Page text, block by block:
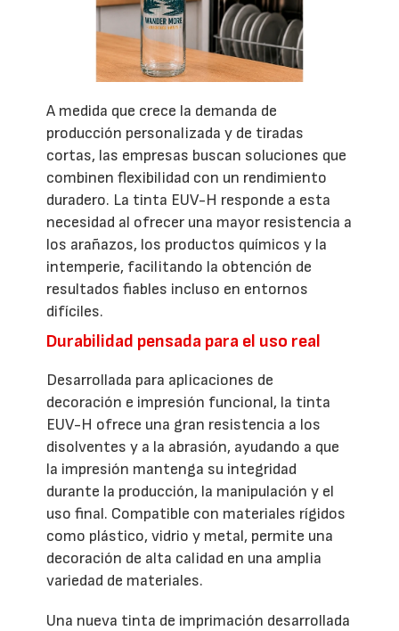
A medida que crece la demanda de
producción personalizada y de tiradas
cortas, las empresas buscan soluciones que
combinen flexibilidad con un rendimiento
duradero. La tinta EUV-H responde a esta
necesidad al ofrecer una mayor resistencia a
los arañazos, los productos químicos y la
intemperie, facilitando la obtención de
resultados fiables incluso en entornos
difíciles.
Durabilidad pensada para el uso real
Desarrollada para aplicaciones de
decoración e impresión funcional, la tinta
EUV-H ofrece una gran resistencia a los
disolventes y a la abrasión, ayudando a que
la impresión mantenga su integridad
durante la producción, la manipulación y el
uso final. Compatible con materiales rígidos
como plástico, vidrio y metal, permite una
decoración de alta calidad en una amplia
variedad de materiales.
Una nueva tinta de imprimación desarrollada